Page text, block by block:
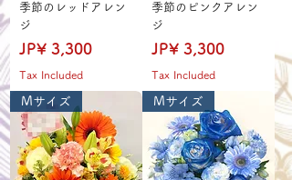
季節のレッドアレン
ジ
Price
JP¥ 3,300
Tax Included
季節のピンクアレン
ジ
Price
JP¥ 3,300
Tax Included
Mサイズ Mサイズ